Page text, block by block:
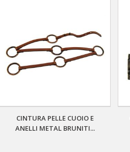
CINTURA PELLE CUOIO E
ANELLI METAL BRUNITI...